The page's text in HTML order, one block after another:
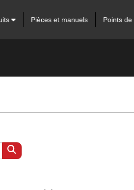
Pièces et manuels Points de